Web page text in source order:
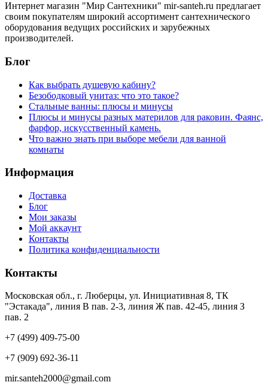
Интернет магазин "Мир Сантехники" mir-santeh.ru предлагает
своим покупателям широкий ассортимент сантехнического
оборудования ведущих российских и зарубежных
производителей.
Блог
Как выбрать душевую кабину?
Безободковый унитаз: что это такое?
Стальные ванны: плюсы и минусы
Плюсы и минусы разных материлов для раковин. Фаянс,
фарфор, искусственный камень.
Что важно знать при выборе мебели для ванной
комнаты
Информация
Доставка
Блог
Мои заказы
Мой аккаунт
Контакты
Политика конфиденциальности
Контакты
Московская обл., г. Люберцы, ул. Инициативная 8, ТК
"Эстакада", линия В пав. 2-3, линия Ж пав. 42-45, линия З
пав. 2
+7 (499) 409-75-00
+7 (909) 692-36-11
mir.santeh2000@gmail.com